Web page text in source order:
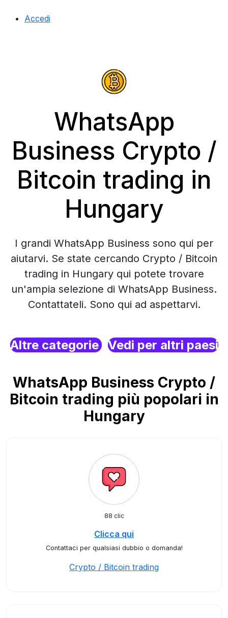
Accedi
WhatsApp
Business Crypto /
Bitcoin trading in
Hungary
I grandi WhatsApp Business sono qui per
aiutarvi. Se state cercando Crypto / Bitcoin
trading in Hungary qui potete trovare
un'ampia selezione di WhatsApp Business.
Contattateli. Sono qui ad aspettarvi.
Altre categorie Vedi per altri paesi
WhatsApp Business Crypto /
Bitcoin trading più popolari in
Hungary
88 clic
Clicca qui
Contattaci per qualsiasi dubbio o domanda!
Crypto / Bitcoin trading